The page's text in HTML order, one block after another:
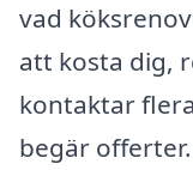
vad
att kosta dig,
kontaktar
begär